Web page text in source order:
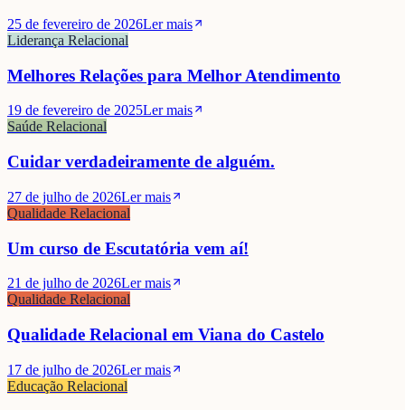
25 de fevereiro de 2026Ler mais
Liderança Relacional
Melhores Relações para Melhor Atendimento
19 de fevereiro de 2025Ler mais
Saúde Relacional
Cuidar verdadeiramente de alguém.
27 de julho de 2026Ler mais
Qualidade Relacional
Um curso de Escutatória vem aí!
21 de julho de 2026Ler mais
Qualidade Relacional
Qualidade Relacional em Viana do Castelo
17 de julho de 2026Ler mais
Educação Relacional